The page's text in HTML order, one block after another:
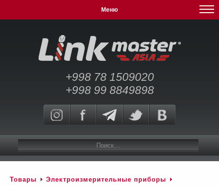
Меню
+998 78 1509020
+998 99 8849898
Товары
Электроизмерительные приборы